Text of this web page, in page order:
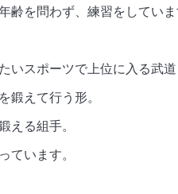
齢を問わず、練習をしていま
いスポーツで上位に入る武道
鍛えて行う形。
える組手。
ています。